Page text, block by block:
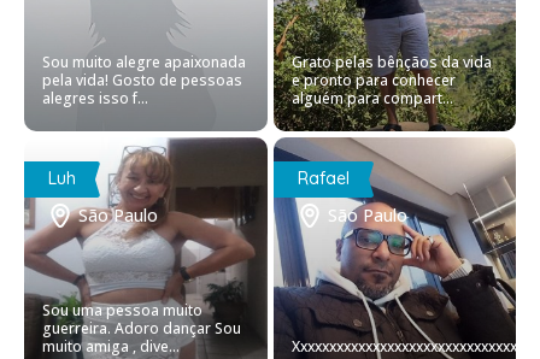
Sou muito alegre apaixonada
pela vida! Gosto de pessoas
alegres isso f...
Grato pelas bênçãos da vida
e pronto para conhecer
alguém para compart...
Luh
São Paulo
Sou uma pessoa muito
guerreira. Adoro dançar Sou
muito amiga , dive...
Rafael
São Paulo